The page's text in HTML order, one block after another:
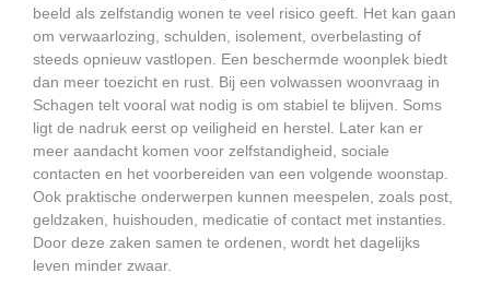
beeld als zelfstandig wonen te veel risico geeft. Het kan gaan
om verwaarlozing, schulden, isolement, overbelasting of
steeds opnieuw vastlopen. Een beschermde woonplek biedt
dan meer toezicht en rust. Bij een volwassen woonvraag in
Schagen telt vooral wat nodig is om stabiel te blijven. Soms
ligt de nadruk eerst op veiligheid en herstel. Later kan er
meer aandacht komen voor zelfstandigheid, sociale
contacten en het voorbereiden van een volgende woonstap.
Ook praktische onderwerpen kunnen meespelen, zoals post,
geldzaken, huishouden, medicatie of contact met instanties.
Door deze zaken samen te ordenen, wordt het dagelijks
leven minder zwaar.